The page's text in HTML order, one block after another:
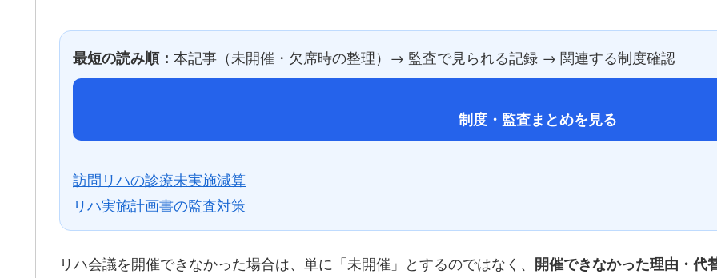
最短の読み順： 本記事（未開催・欠席時の整理）→ 監査で見られる記録 → 関連する制度確認
制度・監査まとめを見る
訪問リハの診療未実施減算
リハ実施計画書の監査対策
リハ会議を開催できなかった場合は、単に「未開催」とするのではなく、 開催できなかった理由・代